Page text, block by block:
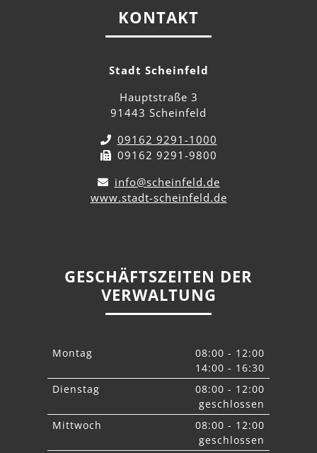
KONTAKT
Stadt Scheinfeld
Hauptstraße 3
91443 Scheinfeld
09162 9291-1000
09162 9291-9800
info@scheinfeld.de
www.stadt-scheinfeld.de
GESCHÄFTSZEITEN DER
VERWALTUNG
Montag
08:00 - 12:00
14:00 - 16:30
Dienstag
08:00 - 12:00
geschlossen
Mittwoch
08:00 - 12:00
geschlossen